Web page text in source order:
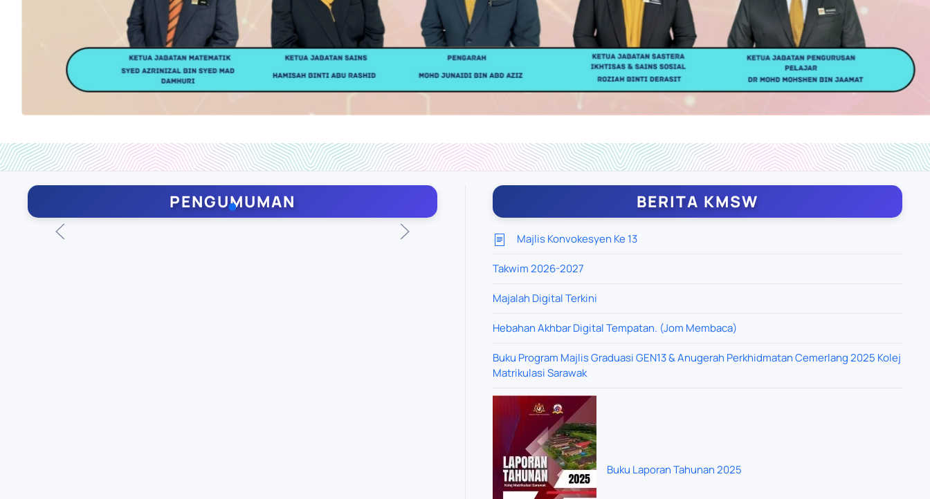
PENGUMUMAN BERITA KMSW
Majlis Konvokesyen Ke 13
Takwim 2026-2027
Majalah Digital Terkini
Hebahan Akhbar Digital Tempatan. (Jom Membaca)
Buku Program Majlis Graduasi GEN13 & Anugerah Perkhidmatan Cemerlang 2025 Kolej
Matrikulasi Sarawak
Buku Laporan Tahunan 2025